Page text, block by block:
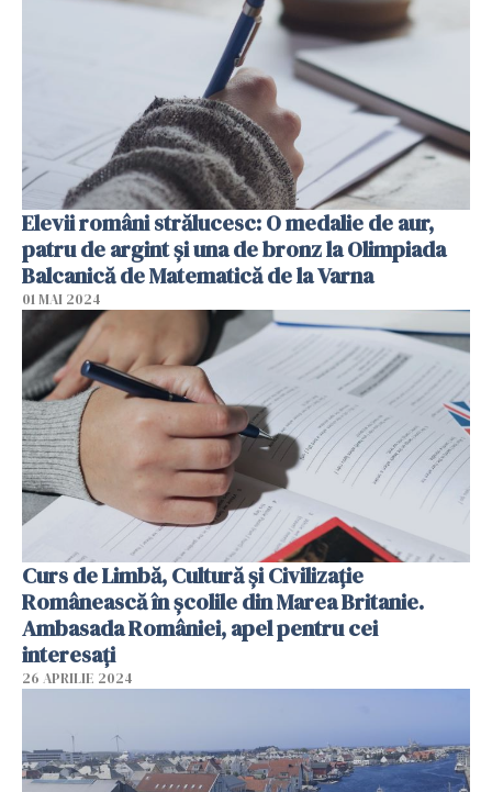
Elevii români strălucesc: O medalie de aur,
patru de argint şi una de bronz la Olimpiada
Balcanică de Matematică de la Varna
01 MAI 2024
Curs de Limbă, Cultură și Civilizație
Românească în școlile din Marea Britanie.
Ambasada României, apel pentru cei
interesați
26 APRILIE 2024